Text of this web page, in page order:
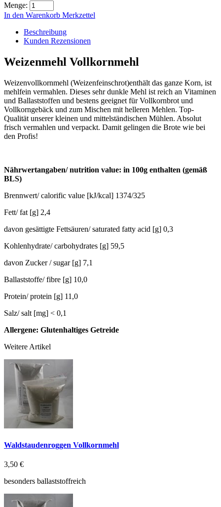
Menge:
In den Warenkorb Merkzettel
Beschreibung
Kunden Rezensionen
Weizenmehl Vollkornmehl
Weizenvollkornmehl (Weizenfeinschrot)enthält das ganze Korn, ist
mehlfein vermahlen. Dieses sehr dunkle Mehl ist reich an Vitaminen
und Ballaststoffen und bestens geeignet für Vollkornbrot und
Vollkorngebäck und zum Mischen mit helleren Mehlen. Top-
Qualität unserer kleinen und mittelständischen Mühlen. Absolut
frisch vermahlen und verpackt. Damit gelingen die Brote wie bei
den Profis!
Nährwertangaben/ nutrition value: in 100g enthalten (gemäß
BLS)
Brennwert/ calorific value [kJ/kcal] 1374/325
Fett/ fat [g] 2,4
davon gesättigte Fettsäuren/ saturated fatty acid [g] 0,3
Kohlenhydrate/ carbohydrates [g] 59,5
davon Zucker / sugar [g] 7,1
Ballaststoffe/ fibre [g] 10,0
Protein/ protein [g] 11,0
Salz/ salt [mg] < 0,1
Allergene: Glutenhaltiges Getreide
Weitere Artikel
Waldstaudenroggen Vollkornmehl
3,50 €
besonders ballaststoffreich